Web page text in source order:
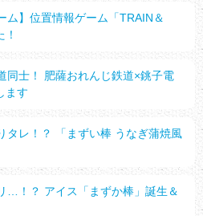
ム】位置情報ゲーム「TRAIN＆
同士！ 肥薩おれんじ鉄道×銚子電
ます
タレ！？ 「まずい棒 うなぎ蒲焼風
…！？ アイス「まずか棒」誕生＆